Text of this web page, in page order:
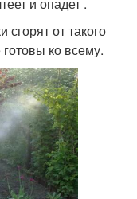
сгорят от такого
ко всему.